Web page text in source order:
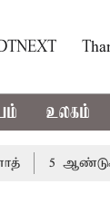
உலகம்
5